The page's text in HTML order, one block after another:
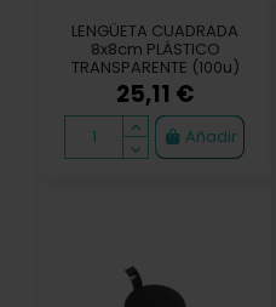
LENGÜETA CUADRADA
8x8cm PLÁSTICO
TRANSPARENTE (100u)
25,11 €
Añadir